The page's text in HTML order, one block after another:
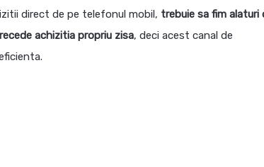
direct de pe telefonul mobil, trebuie sa fim alaturi
achizitia propriu zisa, deci acest canal de